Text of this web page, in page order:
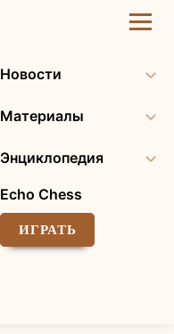
Новости
Материалы
Энциклопедия
Echo Chess
ИГРАТЬ